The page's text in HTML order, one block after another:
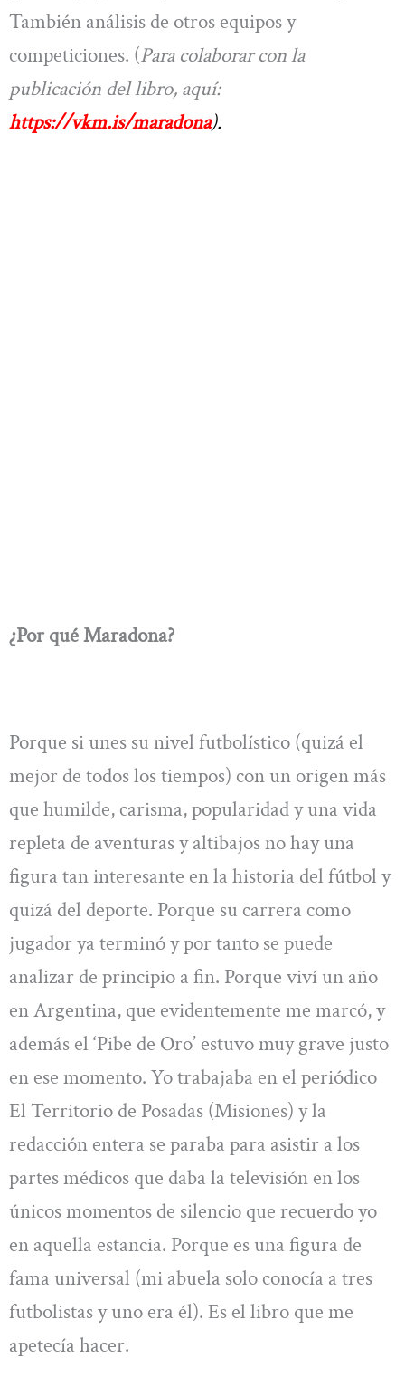
También análisis de otros equipos y
competiciones. (Para colaborar con la
publicación del libro, aquí:
https://vkm.is/maradona).
¿Por qué Maradona?
Porque si unes su nivel futbolístico (quizá el
mejor de todos los tiempos) con un origen más
que humilde, carisma, popularidad y una vida
repleta de aventuras y altibajos no hay una
figura tan interesante en la historia del fútbol y
quizá del deporte. Porque su carrera como
jugador ya terminó y por tanto se puede
analizar de principio a fin. Porque viví un año
en Argentina, que evidentemente me marcó, y
además el ‘Pibe de Oro’ estuvo muy grave justo
en ese momento. Yo trabajaba en el periódico
El Territorio de Posadas (Misiones) y la
redacción entera se paraba para asistir a los
partes médicos que daba la televisión en los
únicos momentos de silencio que recuerdo yo
en aquella estancia. Porque es una figura de
fama universal (mi abuela solo conocía a tres
futbolistas y uno era él). Es el libro que me
apetecía hacer.